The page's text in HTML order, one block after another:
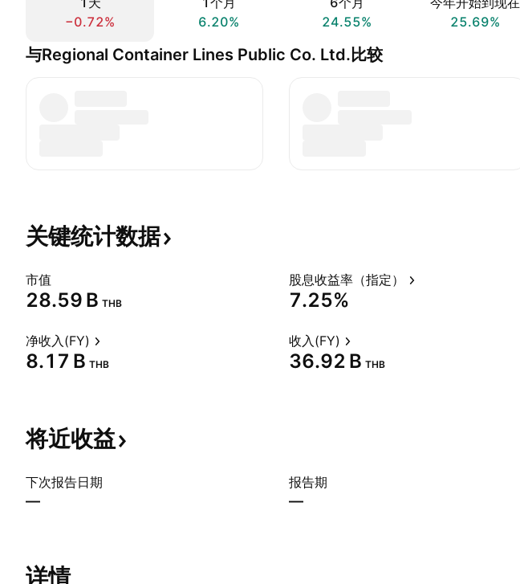
−0.72%
6.20%
24.55%
25.69%
与Regional Container Lines Public Co. Ltd.比较
关键统计数据
市值
‪28.59 B‬ THB
股息收益率（指定）
7.25%
净收入(FY)
‪8.17 B‬ THB
收入(FY)
‪36.92 B‬ THB
将近收益
下次报告日期
—
报告期
—
详情